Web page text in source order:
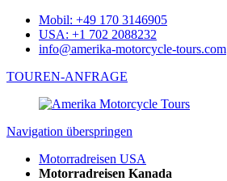
Mobil: +49 170 3146905
USA: +1 702 2088232
info@amerika-motorcycle-tours.com
TOUREN-ANFRAGE
Navigation überspringen
Motorradreisen USA
Motorradreisen Kanada